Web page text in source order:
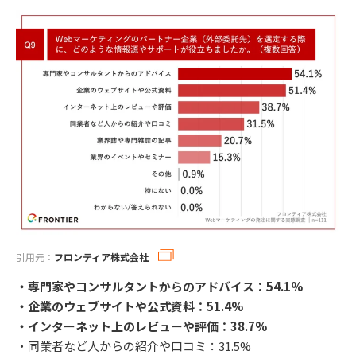
引用元： フロンティア株式会社
・専門家やコンサルタントからのアドバイス：54.1%
・企業のウェブサイトや公式資料：51.4%
・インターネット上のレビューや評価：38.7%
・同業者など人からの紹介や口コミ：31.5%